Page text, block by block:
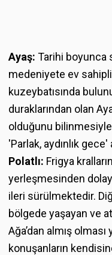
Ayaş: Tarihi boyunca
medeniyete ev
kuzeybatısında
duraklarından olan
olduğunu
'Parlak, aydınlık gece'
Polatlı: Frigya
yerleşmesinden
ileri sürülmektedir.
bölgede yaşayan ve
Ağa’dan almış
konuşanların